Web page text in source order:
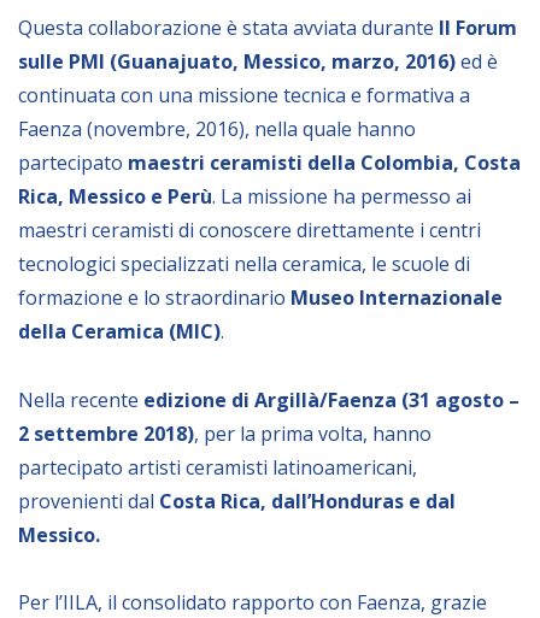
Pubblicazioni
Bandi
Borse di studio
Alta Formazione
NEWSLETTER
Questa collaborazione è stata avviata durante II Forum
sulle PMI (Guanajuato, Messico, marzo, 2016)ed è
continuata con una missione tecnica e formativa a
Faenza (novembre, 2016), nella quale hanno
partecipato maestri ceramisti della Colombia, Costa
Rica, Messico e Perù. La missione ha permesso ai
maestri ceramisti di conoscere direttamente i centri
tecnologici specializzati nella ceramica, le scuole di
formazione e lo straordinario Museo Internazionale
della Ceramica (MIC).
Nella recente edizione di Argillà/Faenza (31 agosto –
2 settembre 2018), per la prima volta, hanno
partecipato artisti ceramisti latinoamericani,
provenienti dal Costa Rica, dall’Honduras e dal
Messico.
Per l’IILA, il consolidato rapporto con Faenza, grazie